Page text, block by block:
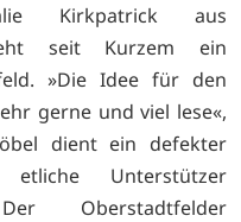
Kirkpatrick aus
seit Kurzem ein
»Die Idee für den
gerne und viel lese«,
dient ein defekter
Unterstützer
Oberstadtfelder